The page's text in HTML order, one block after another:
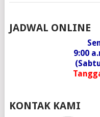
POSTS
JADWAL ONLINE
9:00
KONTAK KAMI